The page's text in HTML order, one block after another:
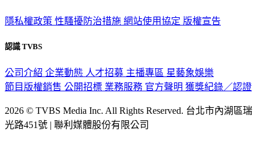
隱私權政策 性騷擾防治措施 網站使用協定 版權宣告
認識 TVBS
公司介紹 企業動態 人才招募 主播專區 星藝象娛樂
節目版權銷售 公開招標 業務服務 官方聲明 獲獎紀錄／認證
2026 © TVBS Media Inc. All Rights Reserved. 台北市內湖區瑞
光路451號 | 聯利媒體股份有限公司